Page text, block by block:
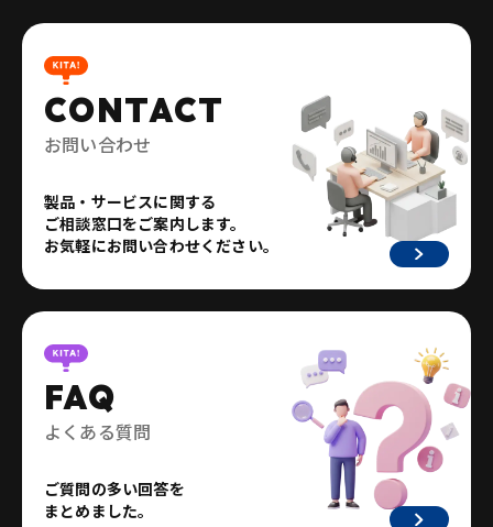
CONTACT
お問い合わせ
製品・サービスに関する
ご相談窓口をご案内します。
お気軽にお問い合わせください。
FAQ
よくある質問
ご質問の多い回答を
まとめました。